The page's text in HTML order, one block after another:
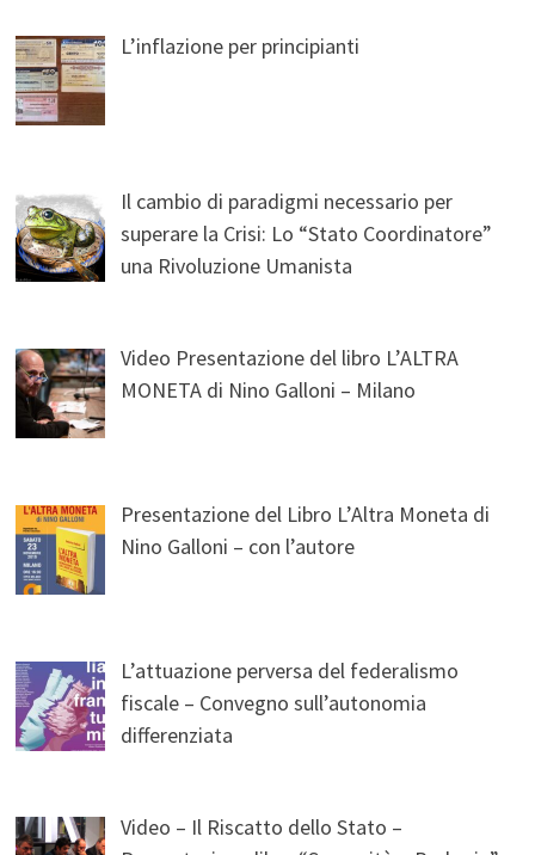
L’inflazione per principianti
Il cambio di paradigmi necessario per
superare la Crisi: Lo “Stato Coordinatore”
una Rivoluzione Umanista
Video Presentazione del libro L’ALTRA
MONETA di Nino Galloni – Milano
Presentazione del Libro L’Altra Moneta di
Nino Galloni – con l’autore
L’attuazione perversa del federalismo
fiscale – Convegno sull’autonomia
differenziata
Video – Il Riscatto dello Stato –